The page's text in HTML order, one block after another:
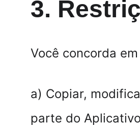
3.
Você concorda
a) Copiar,
parte do